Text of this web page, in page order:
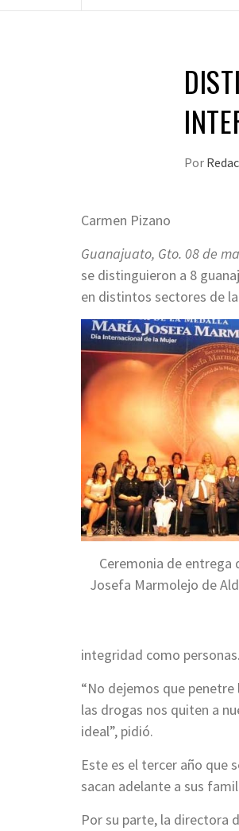
Por
Carmen Pizano
Guanajuato, Gto. 08 de
se distinguieron a 8
en distintos sectores de
Ceremonia de entrega
Josefa Marmolejo de
integridad como personas.
“No dejemos que
las drogas nos quiten a
ideal”, pidió.
Este es el tercer año que
sacan adelante a sus
Por su parte, la directora